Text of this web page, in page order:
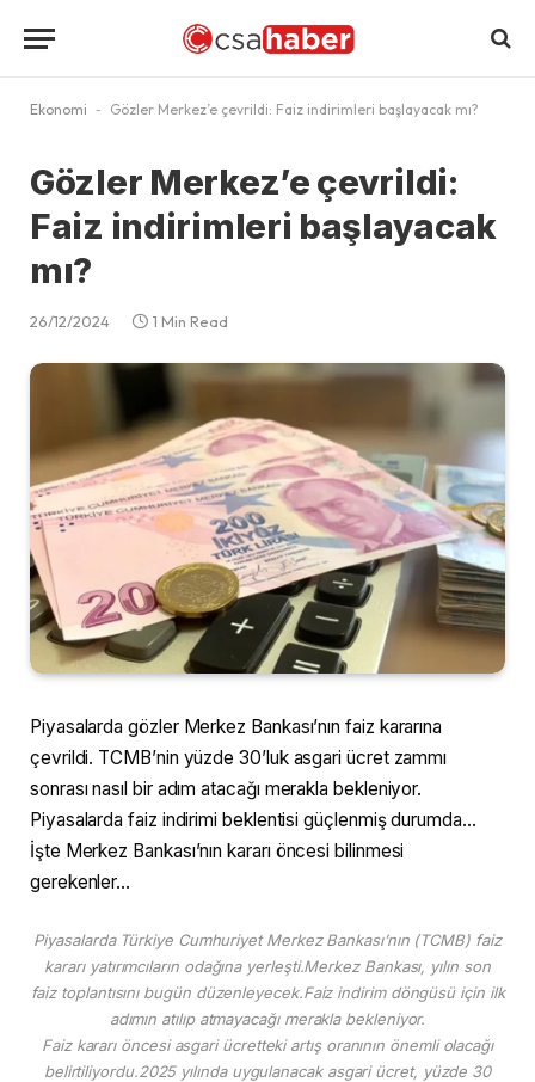
Ekonomi - Gözler Merkez’e çevrildi: Faiz indirimleri başlayacak mı?
Gözler Merkez’e çevrildi:
Faiz indirimleri başlayacak
mı?
26/12/2024 1 Min Read
Piyasalarda gözler Merkez Bankası’nın faiz kararına
çevrildi. TCMB’nin yüzde 30’luk asgari ücret zammı
sonrası nasıl bir adım atacağı merakla bekleniyor.
Piyasalarda faiz indirimi beklentisi güçlenmiş durumda…
İşte Merkez Bankası’nın kararı öncesi bilinmesi
gerekenler…
Piyasalarda Türkiye Cumhuriyet Merkez Bankası’nın (TCMB) faiz
kararı yatırımcıların odağına yerleşti.Merkez Bankası, yılın son
faiz toplantısını bugün düzenleyecek.Faiz indirim döngüsü için ilk
adımın atılıp atmayacağı merakla bekleniyor.
Faiz kararı öncesi asgari ücretteki artış oranının önemli olacağı
belirtiliyordu.2025 yılında uygulanacak asgari ücret, yüzde 30